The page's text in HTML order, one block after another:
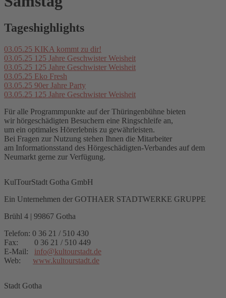
Tageshighlights
03.05.25 KIKA kommt zu dir!
03.05.25 125 Jahre Geschwister Weisheit
03.05.25 125 Jahre Geschwister Weisheit
03.05.25 Eko Fresh
03.05.25 90er Jahre Party
03.05.25 125 Jahre Geschwister Weisheit
Für alle Programmpunkte auf der Thüringenbühne bieten
wir hörgeschädigten Besuchern eine Ringschleife an,
um ein optimales Hörerlebnis zu gewährleisten.
Bei Fragen zur Nutzung stehen Ihnen die Mitarbeiter
am Informationsstand des Hörgeschädigten-Verbandes auf dem
Neumarkt gerne zur Verfügung.
KulTourStadt Gotha GmbH
Ein Unternehmen der GOTHAER STADTWERKE GRUPPE
Brühl 4 | 99867 Gotha
Telefon: 0 36 21 / 510 430
Fax: 0 36 21 / 510 449
E-Mail: info@kultourstadt.de
Web: www.kultourstadt.de
Stadt Gotha